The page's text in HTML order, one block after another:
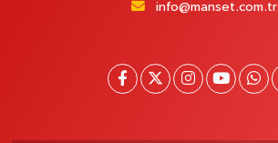
info@manset.com.tr